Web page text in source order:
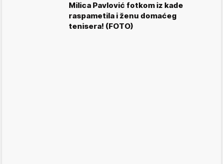
Milica Pavlović fotkom iz kade
raspametila i ženu domaćeg
tenisera! (FOTO)